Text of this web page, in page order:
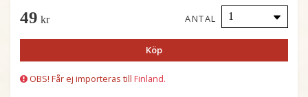
49 kr ANTAL
Köp
OBS! Får ej importeras till Finland.